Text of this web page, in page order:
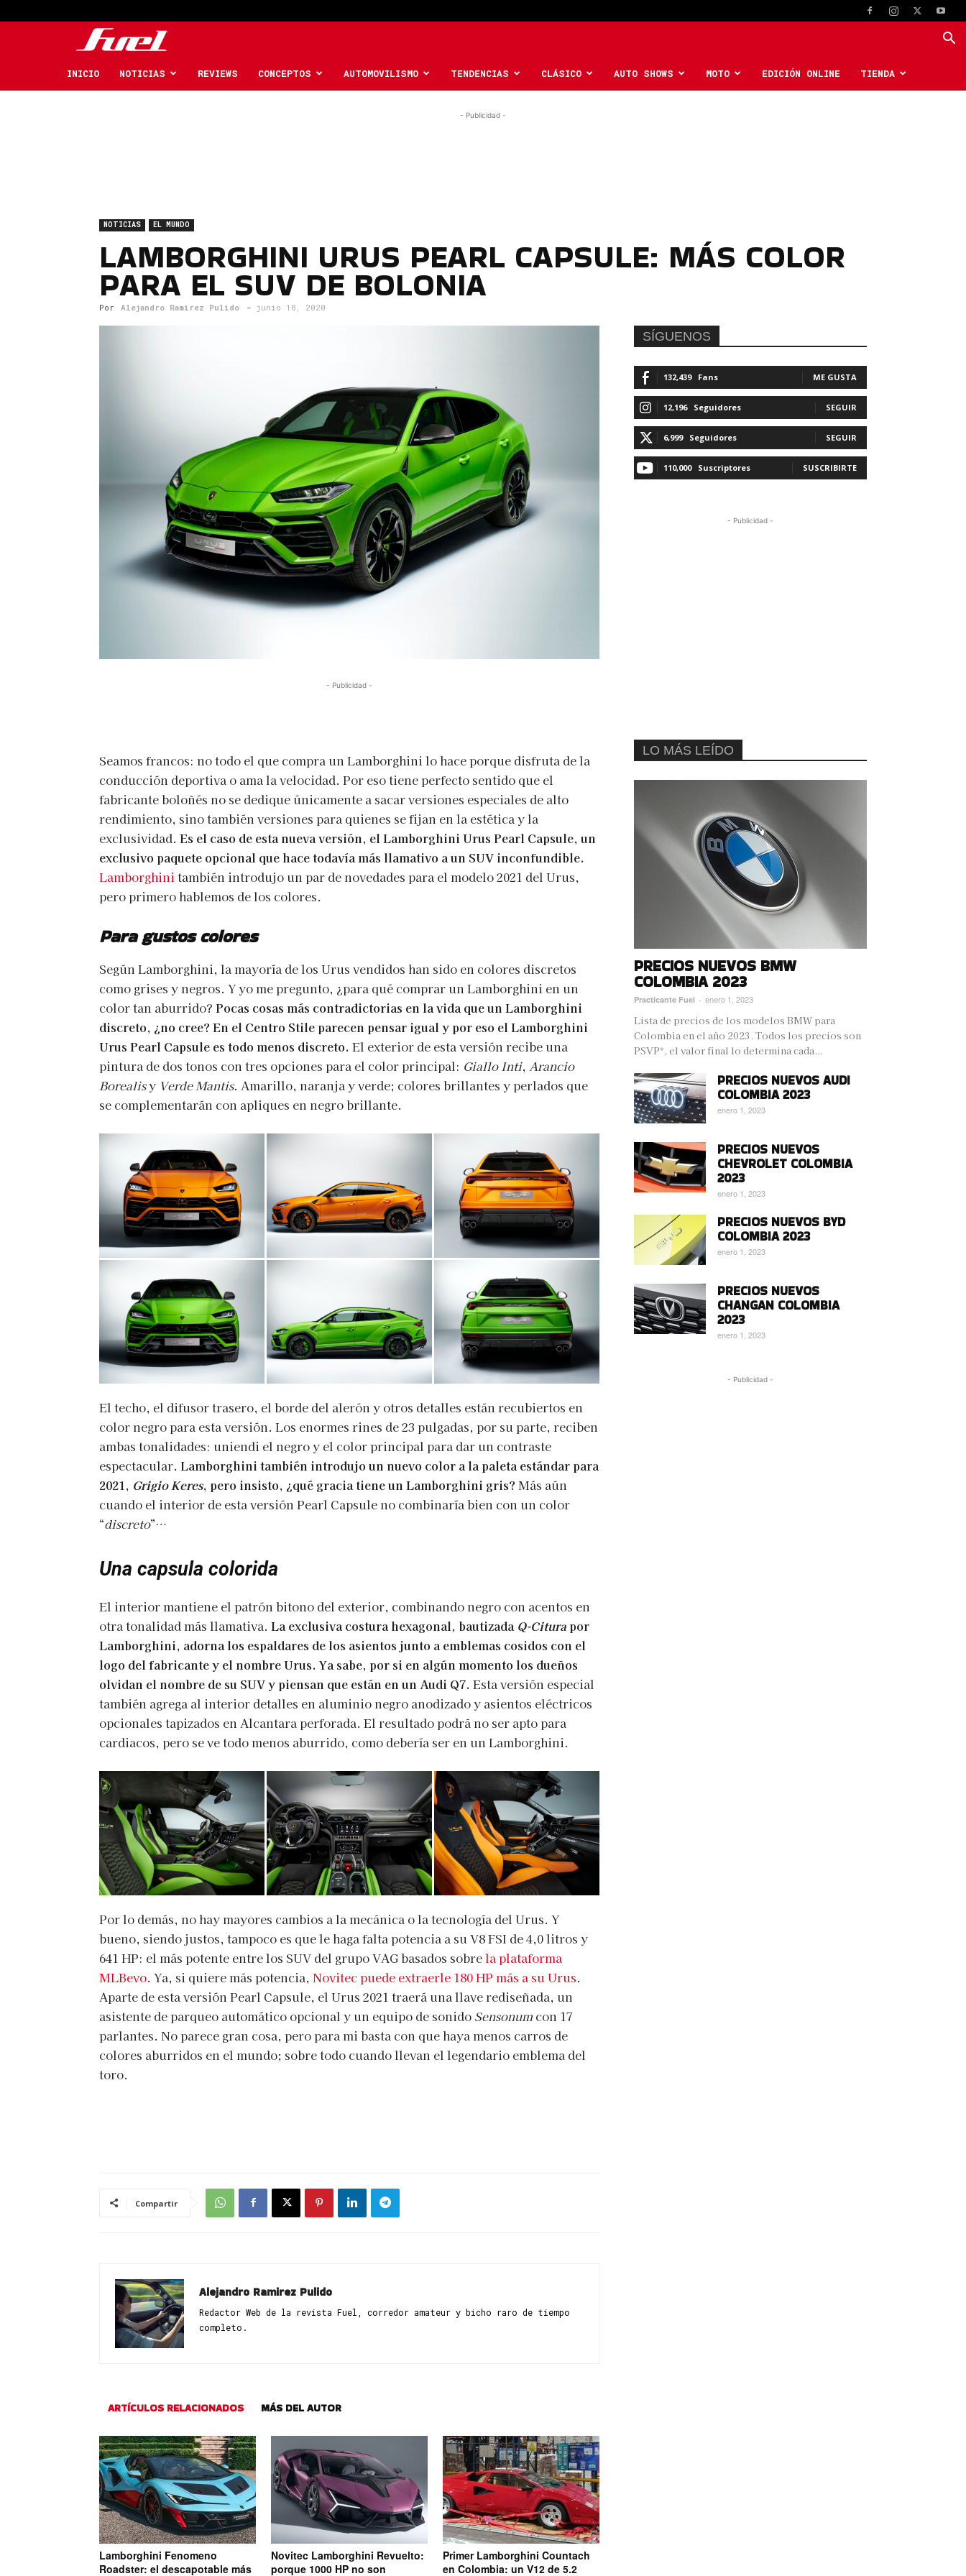
Car
INICIO NOTICIAS REVIEWS CONCEPTOS AUTOMOVILISMO TENDENCIAS CLÁSICO AUTO SHOWS MOTO EDICIÓN ONLINE TIENDA
- Publicidad -
NOTICIAS EL MUNDO
LAMBORGHINI URUS PEARL CAPSULE: MÁS COLOR
PARA EL SUV DE BOLONIA
Por Alejandro Ramirez Pulido - junio 18, 2020
- Publicidad -
Seamos francos: no todo el que compra un Lamborghini lo hace porque disfruta de la
conducción deportiva o ama la velocidad. Por eso tiene perfecto sentido que el
fabricante boloñés no se dedique únicamente a sacar versiones especiales de alto
rendimiento, sino también versiones para quienes se fijan en la estética y la
exclusividad. Es el caso de esta nueva versión, el Lamborghini Urus Pearl Capsule, un
exclusivo paquete opcional que hace todavía más llamativo a un SUV inconfundible.
Lamborghinitambién introdujo un par de novedades para el modelo 2021 del Urus,
pero primero hablemos de los colores.
Para gustos colores
Según Lamborghini, la mayoría de los Urus vendidos han sido en colores discretos
como grises y negros. Y yo me pregunto, ¿para qué comprar un Lamborghini en un
color tan aburrido? Pocas cosas más contradictorias en la vida que un Lamborghini
discreto, ¿no cree? En el Centro Stile parecen pensar igual y por eso el Lamborghini
Urus Pearl Capsule es todo menos discreto. El exterior de esta versión recibe una
pintura de dos tonos con tres opciones para el color principal: Giallo Inti, Arancio
Borealisy Verde Mantis. Amarillo, naranja y verde; colores brillantes y perlados que
se complementarán con apliques en negro brillante.
El techo, el difusor trasero, el borde del alerón y otros detalles están recubiertos en
color negro para esta versión. Los enormes rines de 23 pulgadas, por su parte, reciben
ambas tonalidades: uniendi el negro y el color principal para dar un contraste
espectacular. Lamborghini también introdujo un nuevo color a la paleta estándar para
2021, Grigio Keres, pero insisto, ¿qué gracia tiene un Lamborghini gris? Más aún
cuando el interior de esta versión Pearl Capsule no combinaría bien con un color
“discreto”…
Una capsula colorida
El interior mantiene el patrón bitono del exterior, combinando negro con acentos en
otra tonalidad más llamativa. La exclusiva costura hexagonal, bautizada Q-Citura por
Lamborghini, adorna los espaldares de los asientos junto a emblemas cosidos con el
logo del fabricante y el nombre Urus. Ya sabe, por si en algún momento los dueños
olvidan el nombre de su SUV y piensan que están en un Audi Q7. Esta versión especial
también agrega al interior detalles en aluminio negro anodizado y asientos eléctricos
opcionales tapizados en Alcantara perforada. El resultado podrá no ser apto para
cardiacos, pero se ve todo menos aburrido, como debería ser en un Lamborghini.
Por lo demás, no hay mayores cambios a la mecánica o la tecnología del Urus. Y
bueno, siendo justos, tampoco es que le haga falta potencia a su V8 FSI de 4,0 litros y
641 HP: el más potente entre los SUV del grupo VAG basados sobrela plataforma
MLBevo. Ya, si quiere más potencia, Novitec puede extraerle 180 HP más a su Urus.
Aparte de esta versión Pearl Capsule, el Urus 2021 traerá una llave rediseñada, un
asistente de parqueo automático opcional y un equipo de sonido Sensonum con 17
parlantes. No parece gran cosa, pero para mi basta con que haya menos carros de
colores aburridos en el mundo; sobre todo cuando llevan el legendario emblema del
toro.
Compartir
Alejandro Ramirez Pulido
Redactor Web de la revista Fuel, corredor amateur y bicho raro de tiempo
completo.
ARTÍCULOS RELACIONADOS MÁS DEL AUTOR
Lamborghini Fenomeno
Roadster: el descapotable más
Novitec Lamborghini Revuelto:
porque 1000 HP no son
Primer Lamborghini Countach
en Colombia: un V12 de 5.2
SÍGUENOS
132,439 Fans ME GUSTA
12,196 Seguidores SEGUIR
6,999 Seguidores SEGUIR
110,000 Suscriptores SUSCRIBIRTE
- Publicidad -
LO MÁS LEÍDO
PRECIOS NUEVOS BMW
COLOMBIA 2023
Practicante Fuel - enero 1, 2023
Lista de precios de los modelos BMW para
Colombia en el año 2023. Todos los precios son
PSVP*, el valor final lo determina cada...
PRECIOS NUEVOS AUDI
COLOMBIA 2023
enero 1, 2023
PRECIOS NUEVOS
CHEVROLET COLOMBIA
2023
enero 1, 2023
PRECIOS NUEVOS BYD
COLOMBIA 2023
enero 1, 2023
PRECIOS NUEVOS
CHANGAN COLOMBIA
2023
enero 1, 2023
- Publicidad -